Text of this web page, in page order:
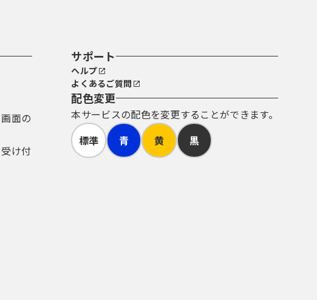
面の
け付
サポート
ヘルプ
よくあるご質問
配色変更
本サービスの配色を変更することができます。
標準
青 黄 黒